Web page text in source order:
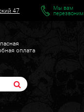
47
Мы вам
перезвоним
оплата